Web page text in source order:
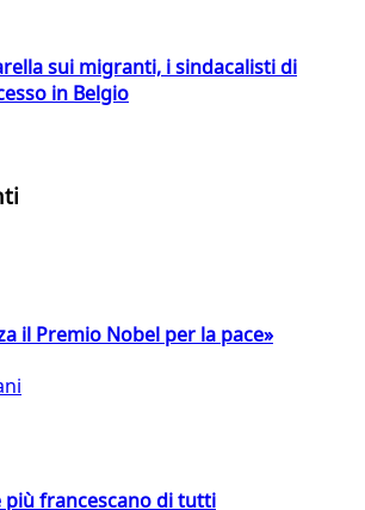
sui migranti, i sindacalisti di
in Belgio
il Premio Nobel per la pace»
più francescano di tutti